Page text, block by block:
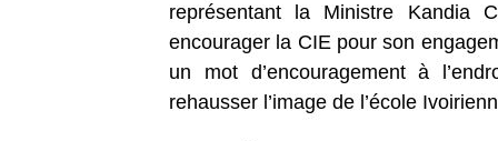
représentant la Ministre Kandia
encourager la CIE pour son
un mot d’encouragement à
rehausser l’image de l’école